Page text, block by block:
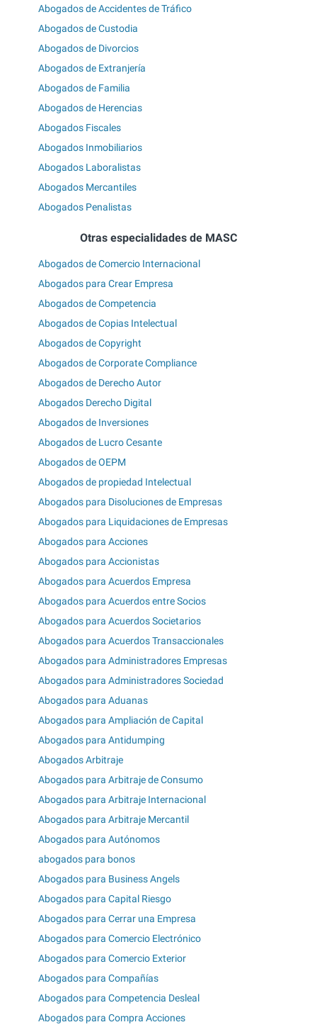
Abogados de Accidentes de Tráfico
Abogados de Custodia
Abogados de Divorcios
Abogados de Extranjería
Abogados de Familia
Abogados de Herencias
Abogados Fiscales
Abogados Inmobiliarios
Abogados Laboralistas
Abogados Mercantiles
Abogados Penalistas
Otras especialidades de MASC
Abogados de Comercio Internacional
Abogados para Crear Empresa
Abogados de Competencia
Abogados de Copias Intelectual
Abogados de Copyright
Abogados de Corporate Compliance
Abogados de Derecho Autor
Abogados Derecho Digital
Abogados de Inversiones
Abogados de Lucro Cesante
Abogados de OEPM
Abogados de propiedad Intelectual
Abogados para Disoluciones de Empresas
Abogados para Liquidaciones de Empresas
Abogados para Acciones
Abogados para Accionistas
Abogados para Acuerdos Empresa
Abogados para Acuerdos entre Socios
Abogados para Acuerdos Societarios
Abogados para Acuerdos Transaccionales
Abogados para Administradores Empresas
Abogados para Administradores Sociedad
Abogados para Aduanas
Abogados para Ampliación de Capital
Abogados para Antidumping
Abogados Arbitraje
Abogados para Arbitraje de Consumo
Abogados para Arbitraje Internacional
Abogados para Arbitraje Mercantil
Abogados para Autónomos
abogados para bonos
Abogados para Business Angels
Abogados para Capital Riesgo
Abogados para Cerrar una Empresa
Abogados para Comercio Electrónico
Abogados para Comercio Exterior
Abogados para Compañías
Abogados para Competencia Desleal
Abogados para Compra Acciones